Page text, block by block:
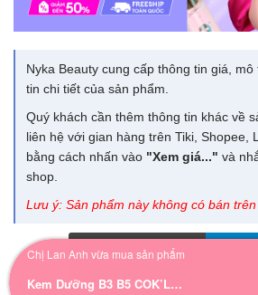
Nyka Beauty cung cấp thông tin giá,
tin chi tiết của sản phẩm.
Quý khách cần thêm thông tin khác về
liên hệ với gian hàng trên Tiki, Shopee,
bằng cách nhấn vào "Xem giá..." và
shop.
Lưu ý: Sản phẩm này không có bán trên
Giá 132.000đ
Chị Lan Anh vừa mua sản phẩm
Kem Dưỡng B3 B5 COK’LEAR: Phục Hồi, Cấp Nước & Căng Bóng